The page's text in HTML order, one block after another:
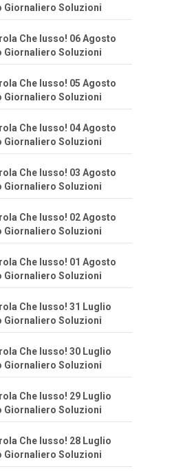
Giornaliero Soluzioni
Che lusso! 06 Agosto
Giornaliero Soluzioni
Che lusso! 05 Agosto
Giornaliero Soluzioni
Che lusso! 04 Agosto
Giornaliero Soluzioni
Che lusso! 03 Agosto
Giornaliero Soluzioni
Che lusso! 02 Agosto
Giornaliero Soluzioni
Che lusso! 01 Agosto
Giornaliero Soluzioni
Che lusso! 31 Luglio
Giornaliero Soluzioni
Che lusso! 30 Luglio
Giornaliero Soluzioni
Che lusso! 29 Luglio
Giornaliero Soluzioni
Che lusso! 28 Luglio
Giornaliero Soluzioni